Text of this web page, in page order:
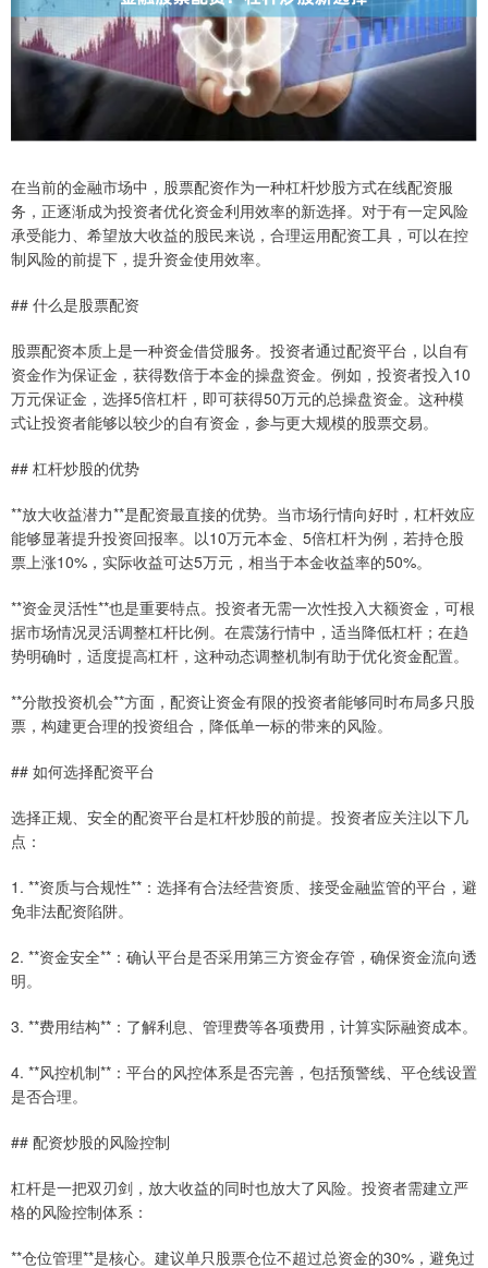
在当前的金融市场中，股票配资作为一种杠杆炒股方式在线配资服
务，正逐渐成为投资者优化资金利用效率的新选择。对于有一定风险
承受能力、希望放大收益的股民来说，合理运用配资工具，可以在控
制风险的前提下，提升资金使用效率。
## 什么是股票配资
股票配资本质上是一种资金借贷服务。投资者通过配资平台，以自有
资金作为保证金，获得数倍于本金的操盘资金。例如，投资者投入10
万元保证金，选择5倍杠杆，即可获得50万元的总操盘资金。这种模
式让投资者能够以较少的自有资金，参与更大规模的股票交易。
## 杠杆炒股的优势
**放大收益潜力**是配资最直接的优势。当市场行情向好时，杠杆效应
能够显著提升投资回报率。以10万元本金、5倍杠杆为例，若持仓股
票上涨10%，实际收益可达5万元，相当于本金收益率的50%。
**资金灵活性**也是重要特点。投资者无需一次性投入大额资金，可根
据市场情况灵活调整杠杆比例。在震荡行情中，适当降低杠杆；在趋
势明确时，适度提高杠杆，这种动态调整机制有助于优化资金配置。
**分散投资机会**方面，配资让资金有限的投资者能够同时布局多只股
票，构建更合理的投资组合，降低单一标的带来的风险。
## 如何选择配资平台
选择正规、安全的配资平台是杠杆炒股的前提。投资者应关注以下几
点：
1. **资质与合规性**：选择有合法经营资质、接受金融监管的平台，避
免非法配资陷阱。
2. **资金安全**：确认平台是否采用第三方资金存管，确保资金流向透
明。
3. **费用结构**：了解利息、管理费等各项费用，计算实际融资成本。
4. **风控机制**：平台的风控体系是否完善，包括预警线、平仓线设置
是否合理。
## 配资炒股的风险控制
杠杆是一把双刃剑，放大收益的同时也放大了风险。投资者需建立严
格的风险控制体系：
**仓位管理**是核心。建议单只股票仓位不超过总资金的30%，避免过